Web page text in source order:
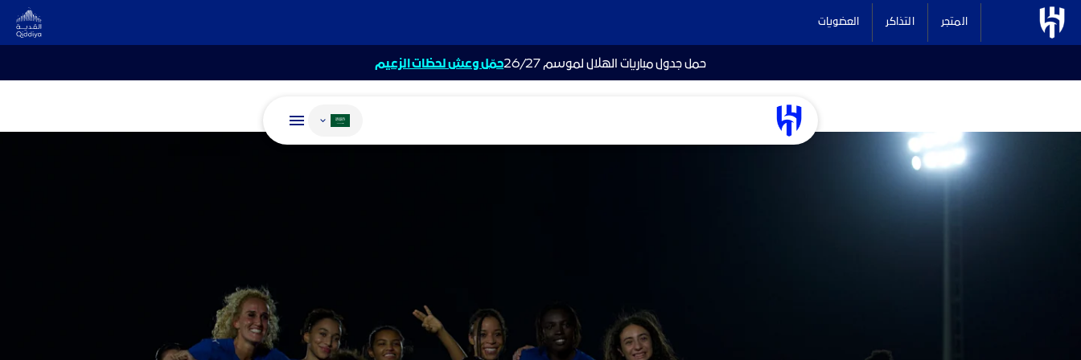
المتجر التذاكر العضويات
حمل جدول مباريات الهلال لموسم 26/27 حمّل وعش لحظات الزعيم
تغيير اللغة